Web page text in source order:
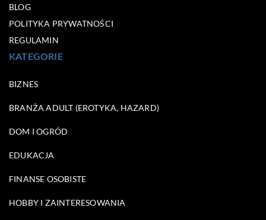
BLOG
POLITYKA PRYWATNOŚCI
REGULAMIN
KATEGORIE
BIZNES
BRANŻA ADULT (EROTYKA, HAZARD)
DOM I OGRÓD
EDUKACJA
FINANSE OSOBISTE
HOBBY I ZAINTERESOWANIA